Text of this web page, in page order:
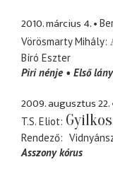
2010. március 4.
Vörösmarty Mihály
Bíró Eszter
Piri nénje
Első lány
2009. augusztus 22.
T.S. Eliot
Rendező
Asszony kórus